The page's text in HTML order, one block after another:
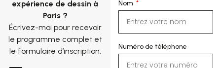
expérience de dessin à
Paris ?
Écrivez-moi pour recevoir
le programme complet et
le formulaire d’inscription.
Nom
Numéro de téléphone